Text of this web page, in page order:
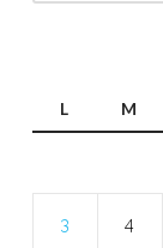
L M
3 4